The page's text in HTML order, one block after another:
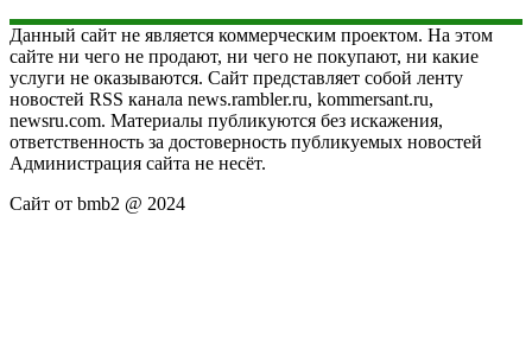
Данный сайт не является коммерческим проектом. На этом
сайте ни чего не продают, ни чего не покупают, ни какие
услуги не оказываются. Сайт представляет собой ленту
новостей RSS канала news.rambler.ru, kommersant.ru,
newsru.com. Материалы публикуются без искажения,
ответственность за достоверность публикуемых новостей
Администрация сайта не несёт.
Сайт от bmb2 @ 2024